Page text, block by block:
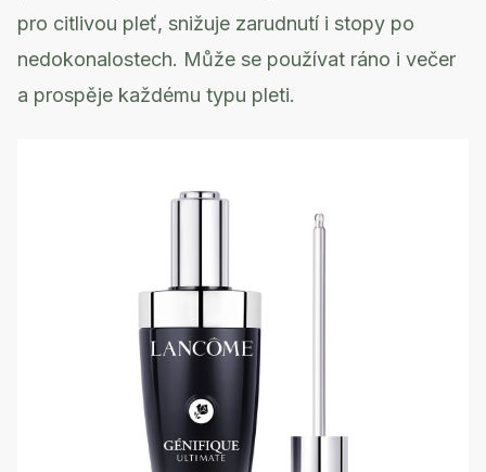
pro citlivou pleť, snižuje zarudnutí i stopy po
nedokonalostech. Může se používat ráno i večer
a prospěje každému typu pleti.